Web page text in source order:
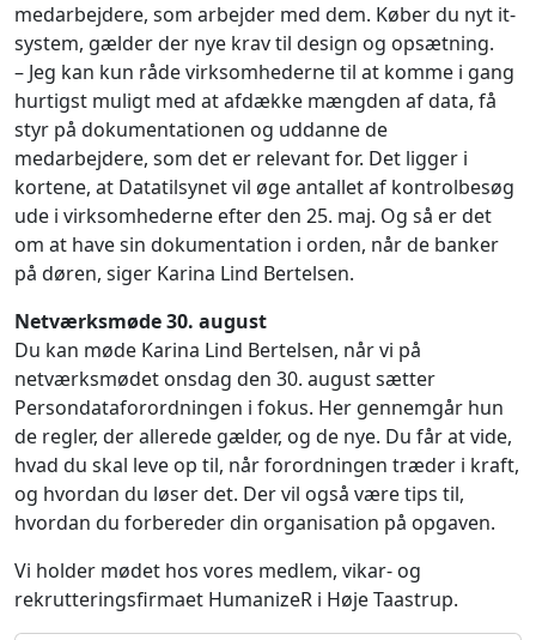
medarbejdere, som arbejder med dem. Køber du nyt it-
system, gælder der nye krav til design og opsætning.
– Jeg kan kun råde virksomhederne til at komme i gang
hurtigst muligt med at afdække mængden af data, få
styr på dokumentationen og uddanne de
medarbejdere, som det er relevant for. Det ligger i
kortene, at Datatilsynet vil øge antallet af kontrolbesøg
ude i virksomhederne efter den 25. maj. Og så er det
om at have sin dokumentation i orden, når de banker
på døren, siger Karina Lind Bertelsen.
Netværksmøde 30. august
Du kan møde Karina Lind Bertelsen, når vi på
netværksmødet onsdag den 30. august sætter
Persondataforordningen i fokus. Her gennemgår hun
de regler, der allerede gælder, og de nye. Du får at vide,
hvad du skal leve op til, når forordningen træder i kraft,
og hvordan du løser det. Der vil også være tips til,
hvordan du forbereder din organisation på opgaven.
Vi holder mødet hos vores medlem, vikar- og
rekrutteringsfirmaet HumanizeR i Høje Taastrup.